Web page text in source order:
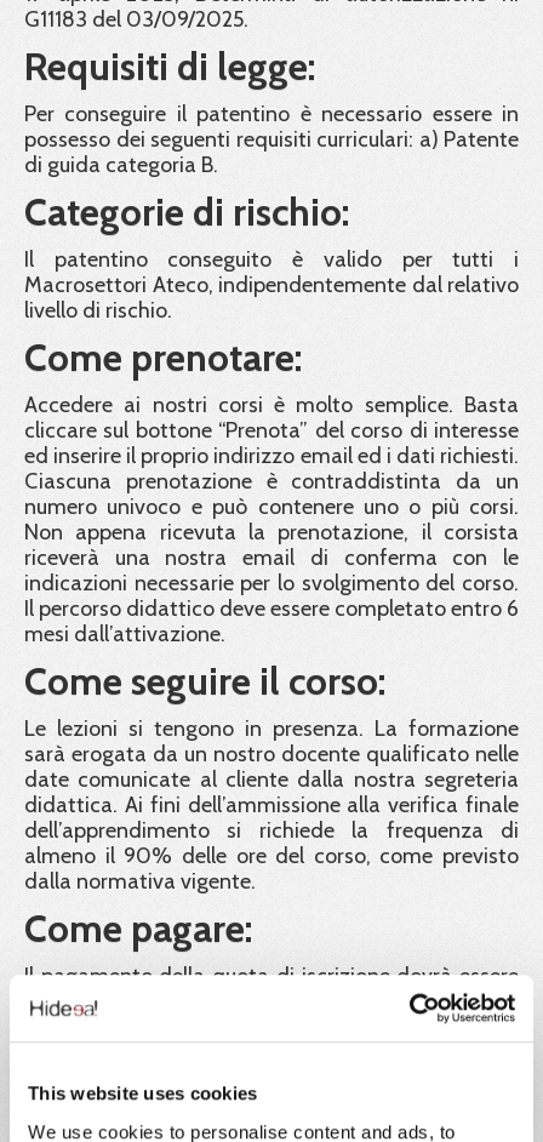
This website uses cookies
We use cookies to personalise content and ads, to
G11183 del 03/09/2025.
Requisiti di legge:
Per conseguire il patentino è necessario essere in
possesso dei seguenti requisiti curriculari: a) Patente
di guida categoria B.
Categorie di rischio:
Il patentino conseguito è valido per tutti i
Macrosettori Ateco, indipendentemente dal relativo
livello di rischio.
Come prenotare:
Accedere ai nostri corsi è molto semplice. Basta
cliccare sul bottone “Prenota” del corso di interesse
ed inserire il proprio indirizzo email ed i dati richiesti.
Ciascuna prenotazione è contraddistinta da un
numero univoco e può contenere uno o più corsi.
Non appena ricevuta la prenotazione, il corsista
riceverà una nostra email di conferma con le
indicazioni necessarie per lo svolgimento del corso.
Il percorso didattico deve essere completato entro 6
mesi dall’attivazione.
Come seguire il corso:
Le lezioni si tengono in presenza. La formazione
sarà erogata da un nostro docente qualificato nelle
date comunicate al cliente dalla nostra segreteria
didattica. Ai fini dell’ammissione alla verifica finale
dell’apprendimento si richiede la frequenza di
almeno il 90% delle ore del corso, come previsto
dalla normativa vigente.
Come pagare:
Il pagamento della quota di iscrizione dovrà essere
effettuato entro 5 giorni lavorativi precedenti alla
data di inizio del corso. Le iscrizioni saranno in ogni
caso confermate fino ad esaurimento posti, in
pagamenti. La classe è a numero chiuso e sarà
composta da un massimo di 30 partecipanti. Chi